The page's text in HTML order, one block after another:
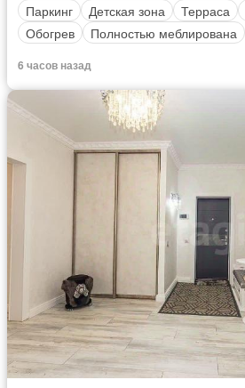
Паркинг
Детская зона Терраса
Обогрев
Полностью меблирована
6 часов назад